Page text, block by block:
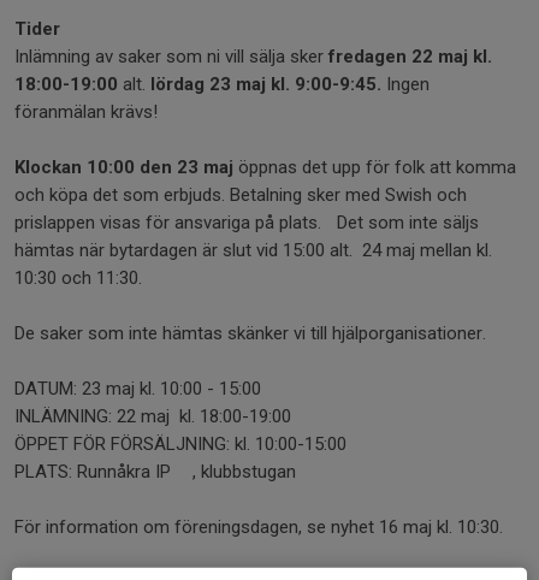
Tider
Inlämning av saker som ni vill sälja sker fredagen 22 maj kl.
18:00-19:00 alt. lördag 23 maj kl. 9:00-9:45. Ingen
föranmälan krävs!
Klockan 10:00 den 23 maj öppnas det upp för folk att komma
och köpa det som erbjuds. Betalning sker med Swish och
prislappen visas för ansvariga på plats. Det som inte säljs
hämtas när bytardagen är slut vid 15:00 alt. 24 maj mellan kl.
10:30 och 11:30.
De saker som inte hämtas skänker vi till hjälporganisationer.
DATUM: 23 maj kl. 10:00 - 15:00
INLÄMNING: 22 maj kl. 18:00-19:00
ÖPPET FÖR FÖRSÄLJNING: kl. 10:00-15:00
PLATS: Runnåkra IP , klubbstugan
För information om föreningsdagen, se nyhet 16 maj kl. 10:30.